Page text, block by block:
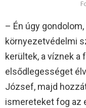
– Én úgy
környezetvédelmi
kerültek, a víznek a
elsődlegességet
József, majd
ismereteket fog az